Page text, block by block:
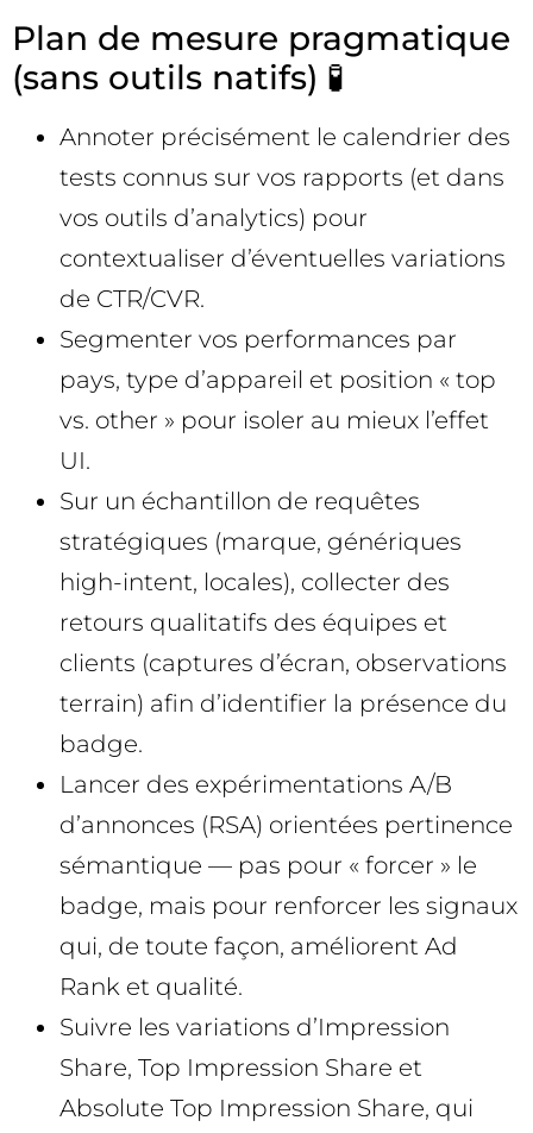
Plan de mesure pragmatique
(sans outils natifs) 🧪
Annoter précisément le calendrier des
tests connus sur vos rapports (et dans
vos outils d’analytics) pour
contextualiser d’éventuelles variations
de CTR/CVR.
Segmenter vos performances par
pays, type d’appareil et position « top
vs. other » pour isoler au mieux l’effet
UI.
Sur un échantillon de requêtes
stratégiques (marque, génériques
high-intent, locales), collecter des
retours qualitatifs des équipes et
clients (captures d’écran, observations
terrain) afin d’identifier la présence du
badge.
Lancer des expérimentations A/B
d’annonces (RSA) orientées pertinence
sémantique — pas pour « forcer » le
badge, mais pour renforcer les signaux
qui, de toute façon, améliorent Ad
Rank et qualité.
Suivre les variations d’Impression
Share, Top Impression Share et
Absolute Top Impression Share, qui